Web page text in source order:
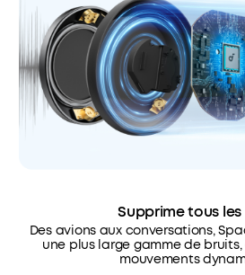
Supprime tous
Des avions aux conversations,
une plus large gamme de
mouvements